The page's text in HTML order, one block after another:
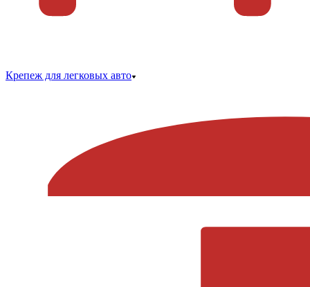
Крепеж для легковых авто